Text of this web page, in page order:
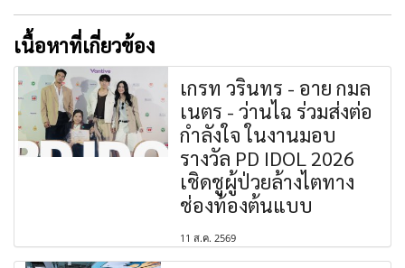
เนื้อหาที่เกี่ยวข้อง
เกรท วรินทร - อาย กมล
เนตร - ว่านไฉ ร่วมส่งต่อ
กำลังใจ ในงานมอบ
รางวัล PD IDOL 2026
เชิดชูผู้ป่วยล้างไตทาง
ช่องท้องต้นแบบ
11 ส.ค. 2569